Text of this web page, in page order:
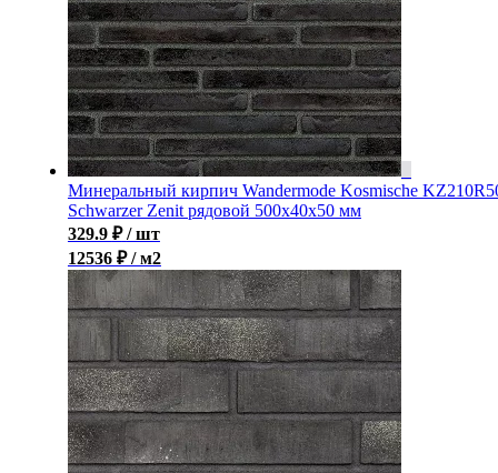
Минеральный кирпич Wandermode Kosmische
Schwarzer Zenit рядовой 500x40x50 мм
329.9 ₽ / шт
12536 ₽ / м2